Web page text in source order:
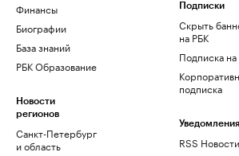
Финансы
Биографии
База знаний
РБК Образование
Новости
регионов
Санкт-Петербург
и область
Подписки
Скрыть
на РБК
Подписка
подписка
Уведомления
RSS Новости